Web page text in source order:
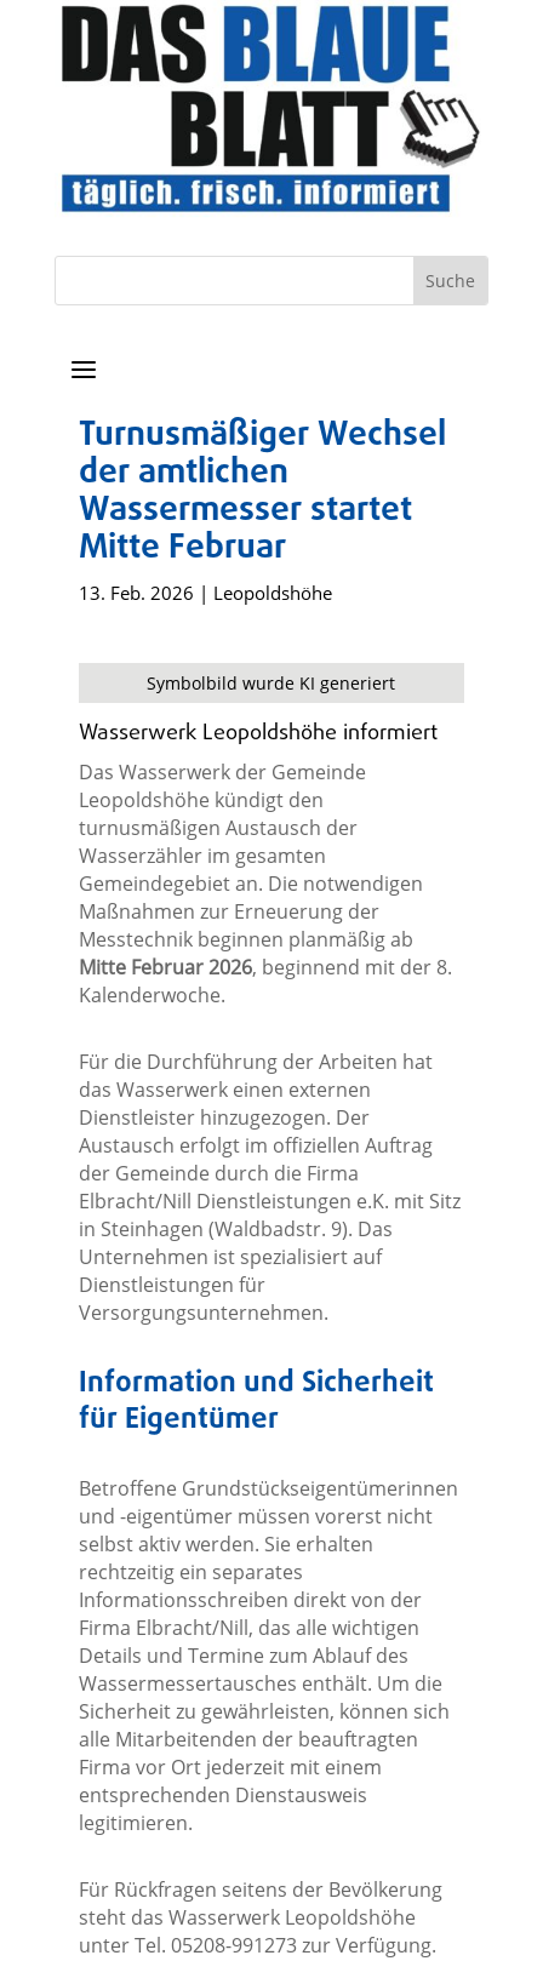
a
Turnusmäßiger Wechsel
der amtlichen
Wassermesser startet
Mitte Februar
13. Feb. 2026 | Leopoldshöhe
Symbolbild wurde KI generiert
Wasserwerk Leopoldshöhe informiert
Das Wasserwerk der Gemeinde
Leopoldshöhe kündigt den
turnusmäßigen Austausch der
Wasserzähler im gesamten
Gemeindegebiet an. Die notwendigen
Maßnahmen zur Erneuerung der
Messtechnik beginnen planmäßig ab
Mitte Februar 2026, beginnend mit der 8.
Kalenderwoche.
Für die Durchführung der Arbeiten hat
das Wasserwerk einen externen
Dienstleister hinzugezogen. Der
Austausch erfolgt im offiziellen Auftrag
der Gemeinde durch die Firma
Elbracht/Nill Dienstleistungen e.K. mit Sitz
in Steinhagen (Waldbadstr. 9). Das
Unternehmen ist spezialisiert auf
Dienstleistungen für
Versorgungsunternehmen.
Information und Sicherheit
für Eigentümer
Betroffene Grundstückseigentümerinnen
und -eigentümer müssen vorerst nicht
selbst aktiv werden. Sie erhalten
rechtzeitig ein separates
Informationsschreiben direkt von der
Firma Elbracht/Nill, das alle wichtigen
Details und Termine zum Ablauf des
Wassermessertausches enthält. Um die
Sicherheit zu gewährleisten, können sich
alle Mitarbeitenden der beauftragten
Firma vor Ort jederzeit mit einem
entsprechenden Dienstausweis
legitimieren.
Für Rückfragen seitens der Bevölkerung
steht das Wasserwerk Leopoldshöhe
unter Tel. 05208-991273 zur Verfügung.